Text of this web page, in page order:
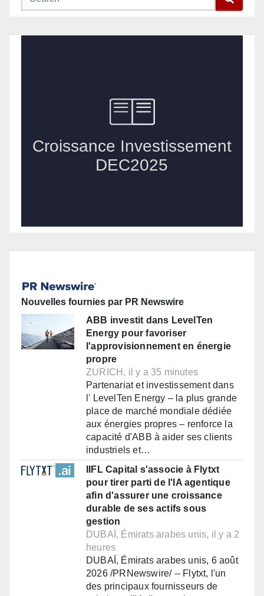
Nouvelles fournies par PR Newswire
ABB investit dans LevelTen
Energy pour favoriser
l'approvisionnement en énergie
propre
ZURICH, il y a 35 minutes
Partenariat et investissement dans
l' LevelTen Energy – la plus grande
place de marché mondiale dédiée
aux énergies propres – renforce la
capacité d'ABB à aider ses clients
industriels et…
IIFL Capital s'associe à Flytxt
pour tirer parti de l'IA agentique
afin d'assurer une croissance
durable de ses actifs sous
gestion
DUBAÏ, Émirats arabes unis, il y a 2
heures
DUBAÏ, Émirats arabes unis, 6 août
2026 /PRNewswire/ -- Flytxt, l'un
des principaux fournisseurs de